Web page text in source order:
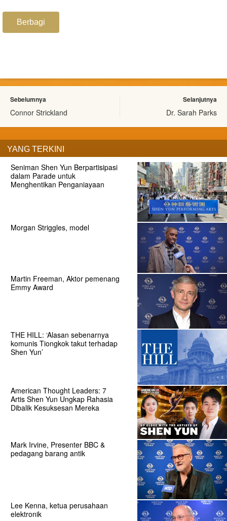
Berbagi
Sebelumnya
Connor Strickland
Selanjutnya
Dr. Sarah Parks
YANG TERKINI
Seniman Shen Yun Berpartisipasi
dalam Parade untuk
Menghentikan Penganiayaan
Morgan Striggles, model
Martin Freeman, Aktor pemenang
Emmy Award
THE HILL: ‘Alasan sebenarnya
komunis Tiongkok takut terhadap
Shen Yun’
American Thought Leaders: 7
Artis Shen Yun Ungkap Rahasia
Dibalik Kesuksesan Mereka
Mark Irvine, Presenter BBC &
pedagang barang antik
Lee Kenna, ketua perusahaan
elektronik